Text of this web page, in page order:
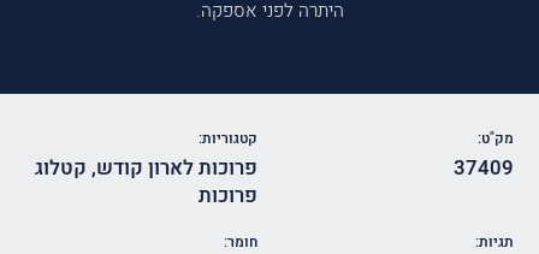
היתרה לפני אספקה.
מק"ט:
37409
קטגוריות:
פרוכות לארון קודש, קטלוג
פרוכות
תגיות: חומר: